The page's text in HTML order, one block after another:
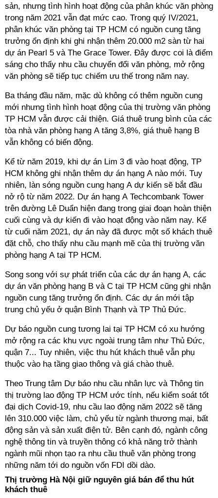
sản, nhưng tình hình hoạt động của phân khúc văn phòng
trong năm 2021 vẫn đạt mức cao. Trong quý IV/2021,
phân khúc văn phòng tại TP HCM có nguồn cung tăng
trưởng ổn định khi ghi nhận thêm 20.000 m2 sàn từ hai
dự án Pearl 5 và The Grace Tower. Đây được coi là điểm
sáng cho thấy nhu cầu chuyển đổi văn phòng, mở rộng
văn phòng sẽ tiếp tục chiếm ưu thế trong năm nay.
Ba tháng đầu năm, mặc dù không có thêm nguồn cung
mới nhưng tình hình hoạt động của thị trường văn phòng
TP HCM vẫn được cải thiện. Giá thuê trung bình của các
tòa nhà văn phòng hạng A tăng 3,8%, giá thuê hạng B
vẫn không có biến động.
Kể từ năm 2019, khi dự án Lim 3 đi vào hoạt động, TP
HCM không ghi nhận thêm dự án hạng A nào mới. Tuy
nhiên, làn sóng nguồn cung hạng A dự kiến sẽ bắt đầu
nở rộ từ năm 2022. Dự án hạng A Techcombank Tower
trên đường Lê Duẩn hiện đang trong giai đoạn hoàn thiện
cuối cùng và dự kiến đi vào hoạt động vào năm nay. Kể
từ cuối năm 2021, dự án này đã được một số khách thuê
đặt chỗ, cho thấy nhu cầu mạnh mẽ của thị trường văn
phòng hạng A tại TP HCM.
Song song với sự phát triển của các dự án hạng A, các
dự án văn phòng hạng B và C tại TP HCM cũng ghi nhận
nguồn cung tăng trưởng ổn định. Các dự án mới tập
trung chủ yếu ở quận Bình Thạnh và TP Thủ Đức.
Dự báo nguồn cung tương lai tại TP HCM có xu hướng
mở rộng ra các khu vực ngoài trung tâm như Thủ Đức,
quận 7... Tuy nhiên, việc thu hút khách thuê vẫn phụ
thuộc vào hạ tầng giao thông và giá chào thuê.
Theo Trung tâm Dự báo nhu cầu nhân lực và Thông tin
thị trường lao động TP HCM ước tính, nếu kiểm soát tốt
đại dịch Covid-19, nhu cầu lao động năm 2022 sẽ tăng
lên 310.000 việc làm, chủ yếu từ ngành thương mại, bất
động sản và sản xuất điện tử. Bên cạnh đó, ngành công
nghệ thông tin và truyền thông có khả năng trở thành
ngành mũi nhọn tạo ra nhu cầu thuê văn phòng trong
những năm tới do nguồn vốn FDI dồi dào.
Thị trường Hà Nội giữ nguyên giá bán để thu hút
khách thuê